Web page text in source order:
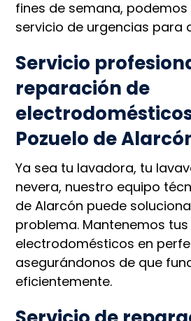
fines de semana,
servicio de urgencias para
Servicio
reparación de
Pozuelo de
Ya sea tu lavadora, tu
nevera, nuestro equipo
de Alarcón puede
problema. Mantenemos tus
electrodomésticos en
asegurándonos de que
eficientemente.